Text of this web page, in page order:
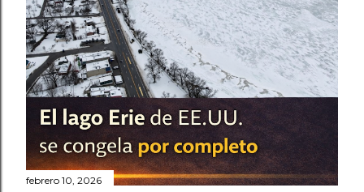
febrero 10, 2026